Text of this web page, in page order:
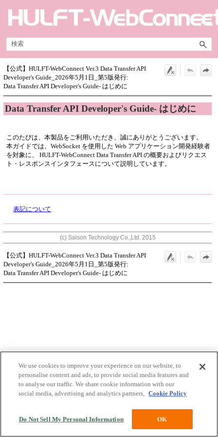
メイン コンテンツにスキップ
【公式】HULFT-WebConnect Ver.3 Data Transfer API
Developer's Guide_2026年5月1日_第5版発行:
Data Transfer API Developer's Guide- はじめに
Data Transfer API Developer's Guide- はじめに
このたびは、本製品をご利用いただき、誠にありがとうございます。
本ガイドでは、WebSocket を使用した Web アプリケーション開発経験者
を対象に、 HULFT-WebConnect Data Transfer API の概要およびリクエス
ト・レスポンスインタフェースについて説明しています。
表記について
(c) Saison Technology Co.,Ltd. 2015
【公式】HULFT-WebConnect Ver.3 Data Transfer API
Developer's Guide_2026年5月1日_第5版発行:
Data Transfer API Developer's Guide- はじめに
We use cookies to improve your experience on our website, to
personalise content and ads, to provide social media features and
to analyse our traffic. We share cookie information with our
social media, advertising and analytics partners, Cookie Policy
Do Not Sell My Personal Information OK